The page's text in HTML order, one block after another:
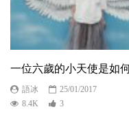
一位六歲的小天使是如
語冰
25/01/2017
8.4K
3